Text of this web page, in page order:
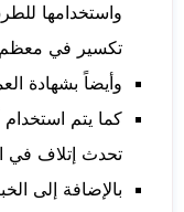
واستخدامها
تكسير في معظم
وأيضاً بشهادة
كما يتم استخدام
تحدث إتلاف في
بالإضافة إلى